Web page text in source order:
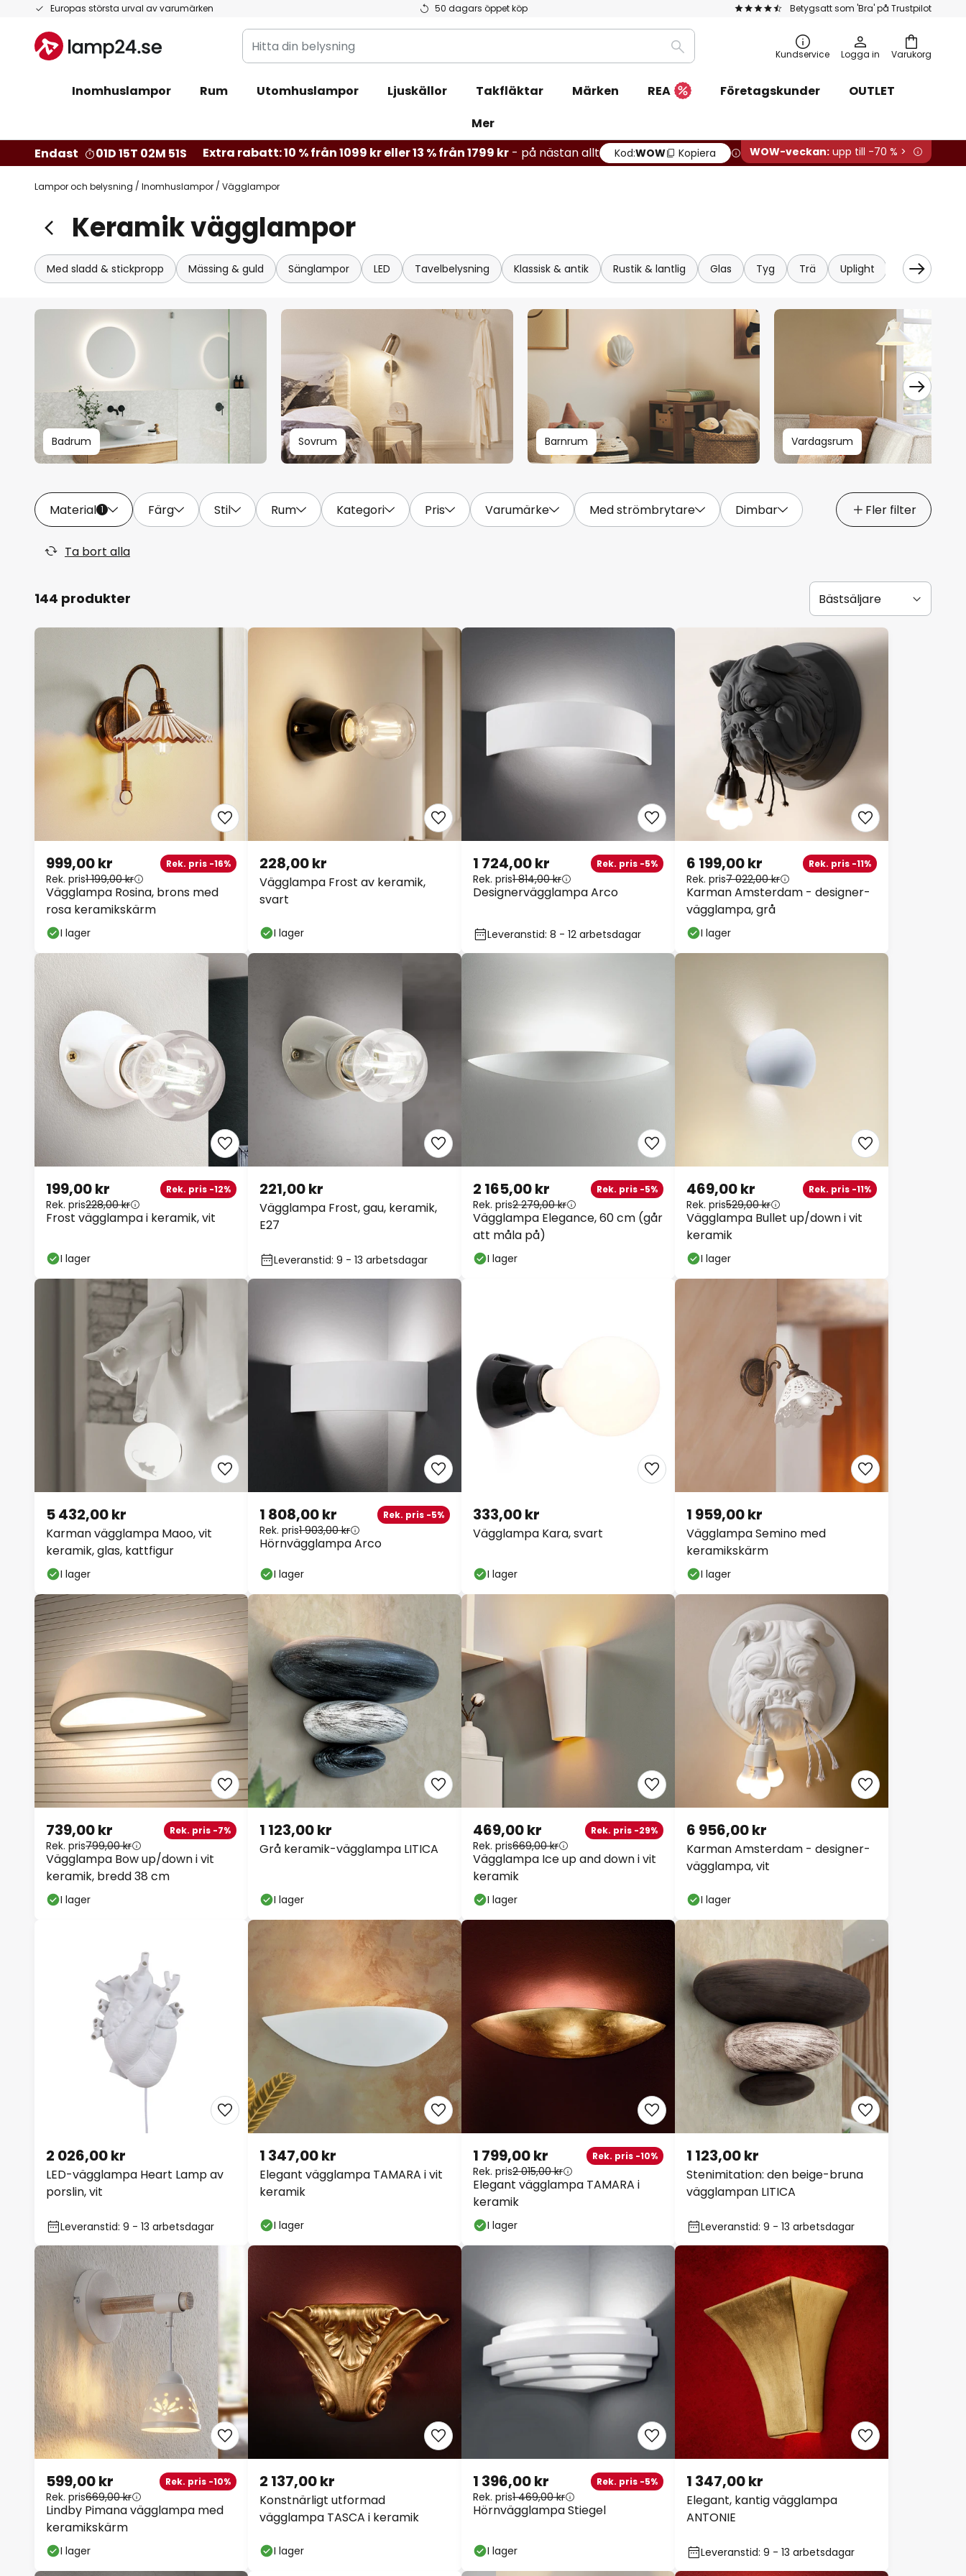
Europas största urval av varumärken 50 dagars öppet köp Betygsatt som 'Bra' på Trustpilot
Hoppa
innehållet
Varukorg
Hitta
din
Sök Kundservice Logga in
Inomhuslampor Rum Utomhuslampor Ljuskällor Takfläktar Märken REA Företagskunder
OUTLET
Mer
Endast
01D 15T 02M 50S Extra rabatt: 10 % från 1099 kr eller 13 % från 1799 kr - på nästan allt Kod:WOW Kopiera WOW-veckan: upp till -70 % >
Lampor och belysning Inomhuslampor Vägglampor
Keramik vägglampor
Med sladd & stickpropp Mässing & guld Sänglampor LED Tavelbelysning Klassisk & antik Rustik & lantlig Glas Tyg Trä Uplight Florentisk
Badrum Sovrum Barnrum Vardagsrum
Material 1 Färg Stil Rum Kategori Pris Varumärke Med strömbrytare Dimbar Fler filter
Ta bort alla
144 produkter
Vägglampa Rosina, brons med
rosa keramikskärm
999,00 kr Rek. pris -16%
Rek. pris1 199,00 kr
I lager
Vägglampa Frost av keramik,
svart
228,00 kr
I lager
Designervägglampa Arco
1 724,00 kr Rek. pris -5%
Rek. pris1 814,00 kr
Leveranstid: 8 - 12 arbetsdagar
Karman Amsterdam - designer-
vägglampa, grå
6 199,00 kr Rek. pris -11%
Rek. pris7 022,00 kr
I lager
Frost vägglampa i keramik, vit
199,00 kr Rek. pris -12%
Rek. pris228,00 kr
I lager
Vägglampa Frost, gau, keramik,
E27
221,00 kr
Leveranstid: 9 - 13 arbetsdagar
Vägglampa Elegance, 60 cm (går
att måla på)
2 165,00 kr Rek. pris -5%
Rek. pris2 279,00 kr
I lager
Vägglampa Bullet up/down i vit
keramik
469,00 kr Rek. pris -11%
Rek. pris529,00 kr
I lager
Karman vägglampa Maoo, vit
keramik, glas, kattfigur
5 432,00 kr
I lager
Hörnvägglampa Arco
1 808,00 kr Rek. pris -5%
Rek. pris1 903,00 kr
I lager
Vägglampa Kara, svart
333,00 kr
I lager
Vägglampa Semino med
keramikskärm
1 959,00 kr
I lager
Vägglampa Bow up/down i vit
keramik, bredd 38 cm
739,00 kr Rek. pris -7%
Rek. pris799,00 kr
I lager
Grå keramik-vägglampa LITICA
1 123,00 kr
I lager
Vägglampa Ice up and down i vit
keramik
469,00 kr Rek. pris -29%
Rek. pris669,00 kr
I lager
Karman Amsterdam - designer-
vägglampa, vit
6 956,00 kr
I lager
LED-vägglampa Heart Lamp av
porslin, vit
2 026,00 kr
Leveranstid: 9 - 13 arbetsdagar
Elegant vägglampa TAMARA i vit
keramik
1 347,00 kr
I lager
Elegant vägglampa TAMARA i
keramik
1 799,00 kr Rek. pris -10%
Rek. pris2 015,00 kr
I lager
Stenimitation: den beige-bruna
vägglampan LITICA
1 123,00 kr
Leveranstid: 9 - 13 arbetsdagar
Lindby Pimana vägglampa med
keramikskärm
599,00 kr Rek. pris -10%
Rek. pris669,00 kr
I lager
Konstnärligt utformad
vägglampa TASCA i keramik
2 137,00 kr
I lager
Hörnvägglampa Stiegel
1 396,00 kr Rek. pris -5%
Rek. pris1 469,00 kr
I lager
Elegant, kantig vägglampa
ANTONIE
1 347,00 kr
Leveranstid: 9 - 13 arbetsdagar